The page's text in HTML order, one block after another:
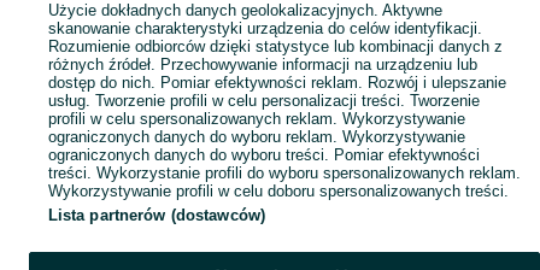
Użycie dokładnych danych geolokalizacyjnych. Aktywne
skanowanie charakterystyki urządzenia do celów identyfikacji.
Rozumienie odbiorców dzięki statystyce lub kombinacji danych z
różnych źródeł. Przechowywanie informacji na urządzeniu lub
dostęp do nich. Pomiar efektywności reklam. Rozwój i ulepszanie
usług. Tworzenie profili w celu personalizacji treści. Tworzenie
profili w celu spersonalizowanych reklam. Wykorzystywanie
ograniczonych danych do wyboru reklam. Wykorzystywanie
ograniczonych danych do wyboru treści. Pomiar efektywności
treści. Wykorzystanie profili do wyboru spersonalizowanych reklam.
Wykorzystywanie profili w celu doboru spersonalizowanych treści.
Lista partnerów (dostawców)